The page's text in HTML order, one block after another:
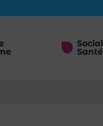
Social
Santé